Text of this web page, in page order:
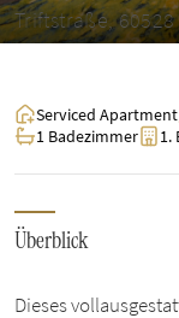
Triftstraße,
Serviced Apartment
1 Badezimmer
1.
Überblick
Dieses